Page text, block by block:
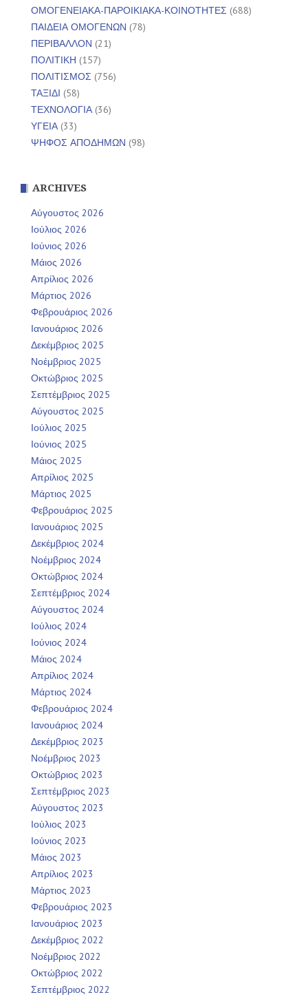
ΟΜΟΓΕΝΕΙΑΚΑ-ΠΑΡΟΙΚΙΑΚΑ-ΚΟΙΝΟΤΗΤΕΣ (688)
ΠΑΙΔΕΙΑ ΟΜΟΓΕΝΩΝ (78)
ΠΕΡΙΒΑΛΛΟΝ (21)
ΠΟΛΙΤΙΚΗ (157)
ΠΟΛΙΤΙΣΜΟΣ (756)
ΤΑΞΙΔΙ (58)
ΤΕΧΝΟΛΟΓΙΑ(36)
ΥΓΕΙΑ(33)
ΨΗΦΟΣ ΑΠΟΔΗΜΩΝ (98)
ARCHIVES
Αύγουστος 2026
Ιούλιος 2026
Ιούνιος 2026
Μάιος 2026
Απρίλιος 2026
Μάρτιος 2026
Φεβρουάριος 2026
Ιανουάριος 2026
Δεκέμβριος 2025
Νοέμβριος 2025
Οκτώβριος 2025
Σεπτέμβριος 2025
Αύγουστος 2025
Ιούλιος 2025
Ιούνιος 2025
Μάιος 2025
Απρίλιος 2025
Μάρτιος 2025
Φεβρουάριος 2025
Ιανουάριος 2025
Δεκέμβριος 2024
Νοέμβριος 2024
Οκτώβριος 2024
Σεπτέμβριος 2024
Αύγουστος 2024
Ιούλιος 2024
Ιούνιος 2024
Μάιος 2024
Απρίλιος 2024
Μάρτιος 2024
Φεβρουάριος 2024
Ιανουάριος 2024
Δεκέμβριος 2023
Νοέμβριος 2023
Οκτώβριος 2023
Σεπτέμβριος 2023
Αύγουστος 2023
Ιούλιος 2023
Ιούνιος 2023
Μάιος 2023
Απρίλιος 2023
Μάρτιος 2023
Φεβρουάριος 2023
Ιανουάριος 2023
Δεκέμβριος 2022
Νοέμβριος 2022
Οκτώβριος 2022
Σεπτέμβριος 2022